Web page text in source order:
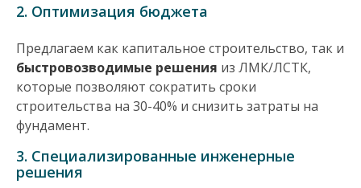
2. Оптимизация бюджета
Предлагаем как капитальное строительство, так и
быстровозводимые решения из ЛМК/ЛСТК,
которые позволяют сократить сроки
строительства на 30-40% и снизить затраты на
фундамент.
3. Специализированные инженерные
решения